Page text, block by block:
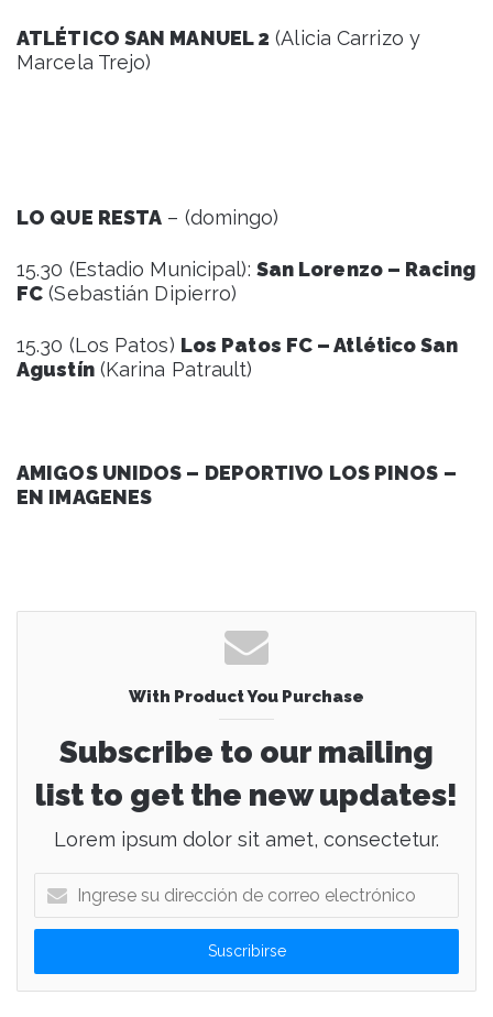
ATLÉTICO SAN MANUEL 2 (Alicia Carrizo y
Marcela Trejo)
LO QUE RESTA – (domingo)
15.30 (Estadio Municipal): San Lorenzo – Racing
FC (Sebastián Dipierro)
15.30 (Los Patos) Los Patos FC – Atlético San
Agustín(Karina Patrault)
AMIGOS UNIDOS – DEPORTIVO LOS PINOS –
EN IMAGENES
With Product You Purchase
Subscribe to our mailing
list to get the new updates!
Lorem ipsum dolor sit amet, consectetur.
g
e